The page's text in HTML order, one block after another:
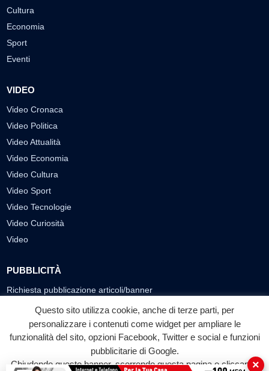
Cultura
Economia
Sport
Eventi
VIDEO
Video Cronaca
Video Politica
Video Attualità
Video Economia
Video Cultura
Video Sport
Video Tecnologie
Video Curiosità
Video
PUBBLICITÀ
Richiesta pubblicazione articoli/banner
SEGUICI SUI SOCIAL
f
Facebook
◎ ▶
YouTube
Questo sito utilizza cookie, anche di terze parti, per
personalizzare i contenuti come widget per ampliare le
funzionalità del sito, opzioni Facebook, Twitter e social e funzioni
pubblicitarie di Google.
Chiudendo questo banner, scorrendo questa pagina o cliccando
×